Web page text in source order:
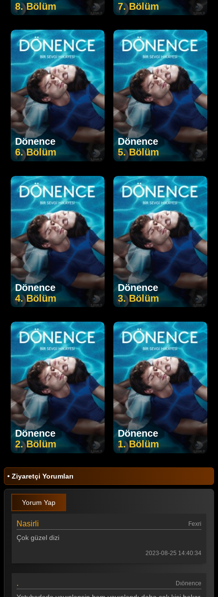
8. Bölüm
7. Bölüm
Dönence
6. Bölüm
Dönence
5. Bölüm
Dönence
4. Bölüm
Dönence
3. Bölüm
Dönence
2. Bölüm
Dönence
1. Bölüm
• Ziyaretçi Yorumları
Yorum Yap
Nasirli Fexri
Çok güzel dizi
2023-08-25 14:40:34
. Dıönence